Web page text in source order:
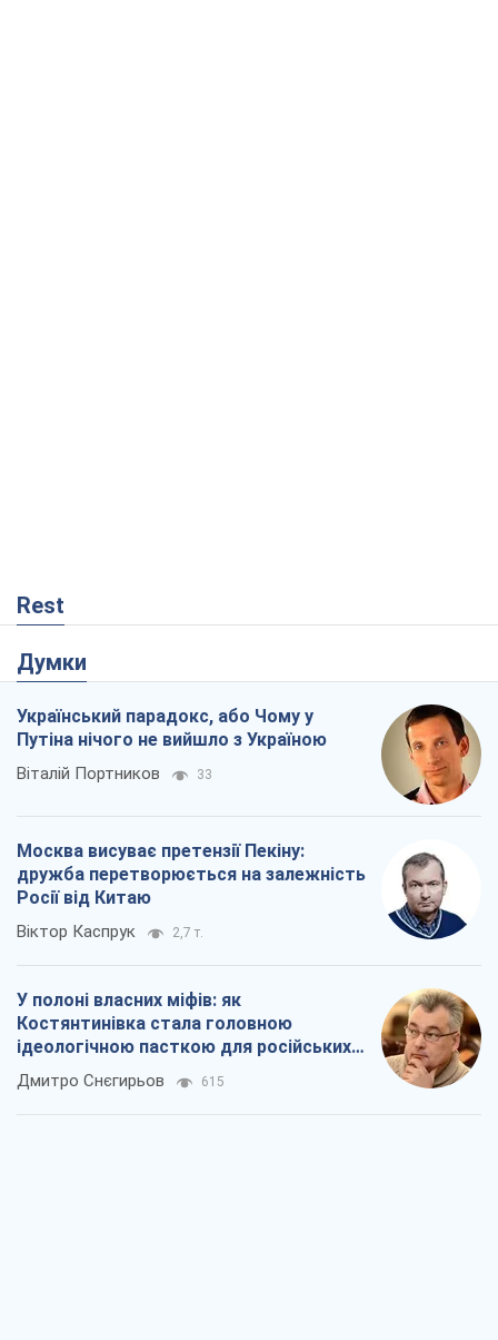
Rest
Думки
Український парадокс, або Чому у
Путіна нічого не вийшло з Україною
Віталій Портников 33
Москва висуває претензії Пекіну:
дружба перетворюється на залежність
Росії від Китаю
Віктор Каспрук 2,7 т.
У полоні власних міфів: як
Костянтинівка стала головною
ідеологічною пасткою для російських
окупантів
Дмитро Снєгирьов 615